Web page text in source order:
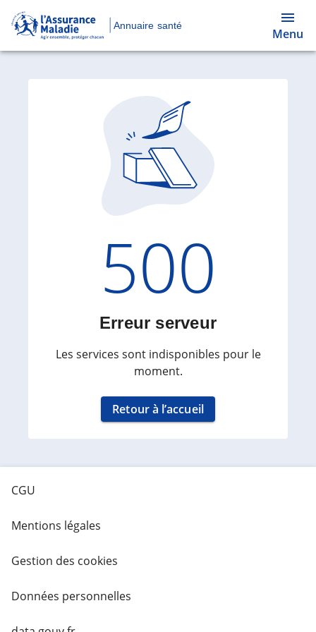
Annuaire santé
Menu
Code
500
Erreur serveur
Les services sont indisponibles pour le
moment.
Retour à l’accueil
CGU
Mentions légales
Gestion des cookies
Données personnelles